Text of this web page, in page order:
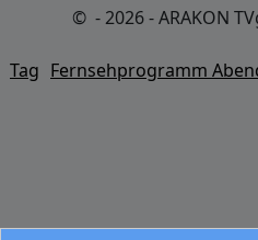
© - 2026 - ARAKON
Tag Fernsehprogramm